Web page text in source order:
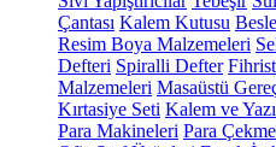
Çantası Kalem Kutusu
Resim Boya Malzemeleri
Defteri Spiralli Defter Fihrist
Malzemeleri Masaüstü
Kırtasiye Seti Kalem ve
Para Makineleri Para